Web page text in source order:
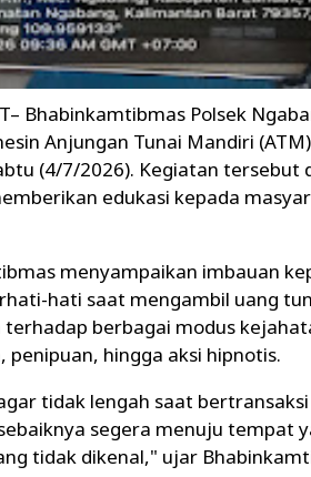
Bhabinkamtibmas Polsek
Anjungan Tunai Mandiri
(4/7/2026). Kegiatan tersebut
edukasi kepada
menyampaikan imbauan
hati saat mengambil uang
berbagai modus
penipuan, hingga aksi hipnotis.
tidak lengah saat bertransaksi
segera menuju tempat
tidak dikenal," ujar